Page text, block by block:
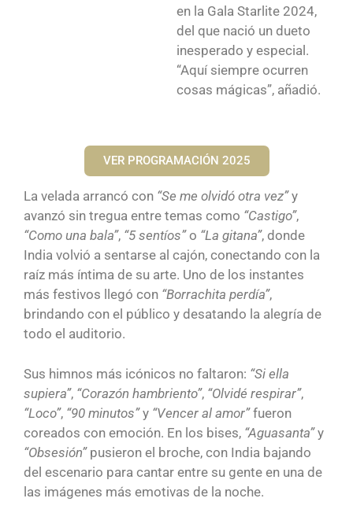
en la Gala Starlite 2024,
del que nació un dueto
inesperado y especial.
“Aquí siempre ocurren
cosas mágicas”, añadió.
VER PROGRAMACIÓN 2025
La velada arrancó con “Se me olvidó otra vez”y
avanzó sin tregua entre temas como “Castigo”,
“Como una bala”, “5 sentíos”o “La gitana”, donde
India volvió a sentarse al cajón, conectando con la
raíz más íntima de su arte. Uno de los instantes
más festivos llegó con “Borrachita perdía”,
brindando con el público y desatando la alegría de
todo el auditorio.
Sus himnos más icónicos no faltaron: “Si ella
supiera”, “Corazón hambriento”, “Olvidé respirar”,
“Loco”, “90 minutos”y “Vencer al amor”fueron
coreados con emoción. En los bises, “Aguasanta”y
“Obsesión”pusieron el broche, con India bajando
del escenario para cantar entre su gente en una de
las imágenes más emotivas de la noche.